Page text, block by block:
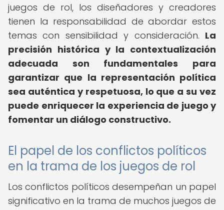
juegos de rol, los diseñadores y creadores
tienen la responsabilidad de abordar estos
temas con sensibilidad y consideración. La
precisión histórica y la contextualización
adecuada son fundamentales para
garantizar que la representación política
sea auténtica y respetuosa, lo que a su vez
puede enriquecer la experiencia de juego y
fomentar un diálogo constructivo.
El papel de los conflictos políticos
en la trama de los juegos de rol
Los conflictos políticos desempeñan un papel
significativo en la trama de muchos juegos de